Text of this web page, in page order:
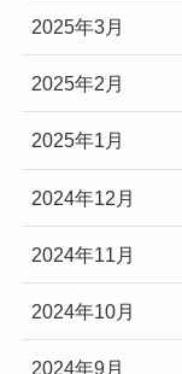
2025年3月
2025年2月
2025年1月
2024年12月
2024年11月
2024年10月
2024年9月